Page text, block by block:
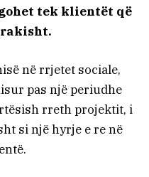
tek klientët që
në rrjetet sociale,
pas një periudhe
rreth projektit, i
si një hyrje e re në